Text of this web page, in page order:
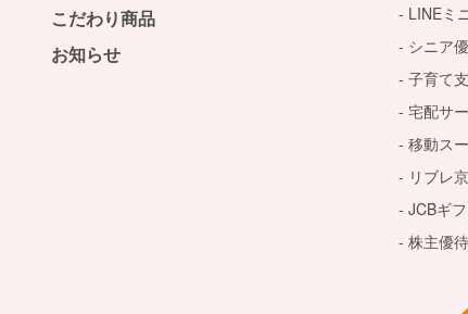
こだわり商品
お知らせ
LINEミ
シニア
子育て
宅配サ
移動ス
リブレ
JCBギ
株主優